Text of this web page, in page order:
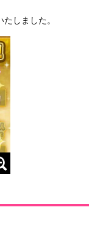
しました。